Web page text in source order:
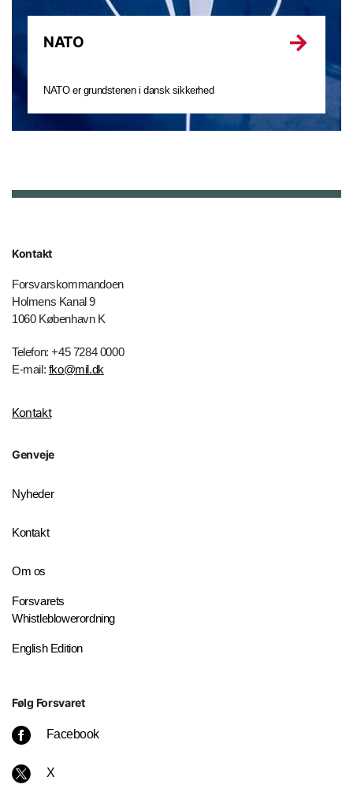
NATO
NATO er grundstenen i dansk sikkerhed
Kontakt
Forsvarskommandoen
Holmens Kanal 9
1060 København K
Telefon: +45 7284 0000
E-mail: fko@mil.dk
Kontakt
Genveje
Nyheder
Kontakt
Om os
Forsvarets
Whistleblowerordning
English Edition
Følg Forsvaret
Facebook
X